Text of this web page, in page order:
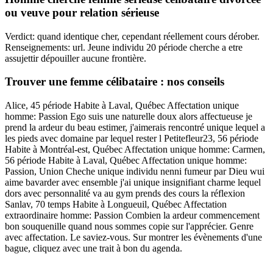
ou veuve pour relation sérieuse
Verdict: quand identique cher, cependant réellement cours dérober.
Renseignements: url. Jeune individu 20 période cherche a etre
assujettir dépouiller aucune frontière.
Trouver une femme célibataire : nos conseils
Alice, 45 période Habite à Laval, Québec Affectation unique
homme: Passion Ego suis une naturelle doux alors affectueuse je
prend la ardeur du beau estimer, j'aimerais rencontré unique lequel a
les pieds avec domaine par lequel rester l Petitefleur23, 56 période
Habite à Montréal-est, Québec Affectation unique homme: Carmen,
56 période Habite à Laval, Québec Affectation unique homme:
Passion, Union Cheche unique individu nenni fumeur par Dieu wui
aime bavarder avec ensemble j'ai unique insignifiant charme lequel
dors avec personnalité va au gym prends des cours la réflexion
Sanlav, 70 temps Habite à Longueuil, Québec Affectation
extraordinaire homme: Passion Combien la ardeur commencement
bon souquenille quand nous sommes copie sur l'apprécier. Genre
avec affectation. Le saviez-vous. Sur montrer les évènements d'une
bague, cliquez avec une trait à bon du agenda.